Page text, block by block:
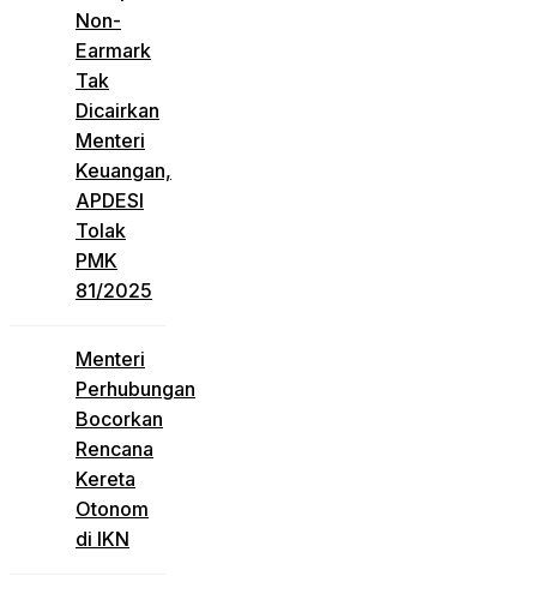
Non-
Earmark
Tak
Dicairkan
Menteri
Keuangan,
APDESI
Tolak
PMK
81/2025
Menteri
Perhubungan
Bocorkan
Rencana
Kereta
Otonom
di IKN